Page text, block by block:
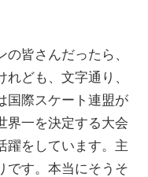
皆さんだったら、
ども、文字通り、
国際スケート連盟が
界一を決定する大会
躍をしています。主
です。本当にそうそ